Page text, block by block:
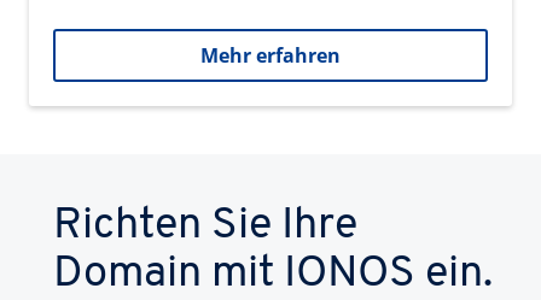
Mehr erfahren
Richten Sie Ihre
Domain mit IONOS ein.